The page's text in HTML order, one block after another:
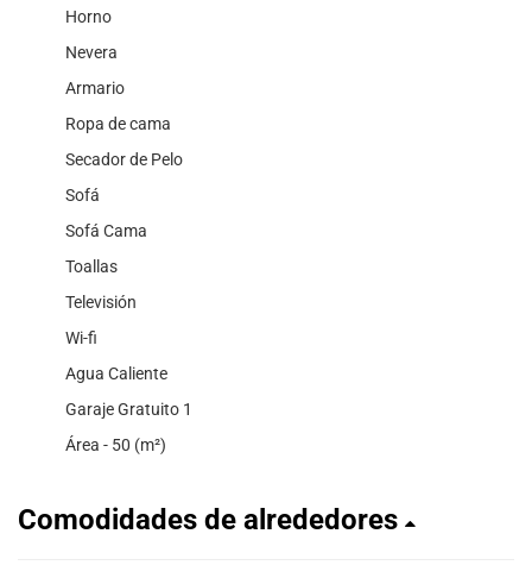
Horno
Nevera
Armario
Ropa de cama
Secador de Pelo
Sofá
Sofá Cama
Toallas
Televisión
Wi-fi
Agua Caliente
Garaje Gratuito 1
Área - 50 (m²)
Comodidades de alrededores